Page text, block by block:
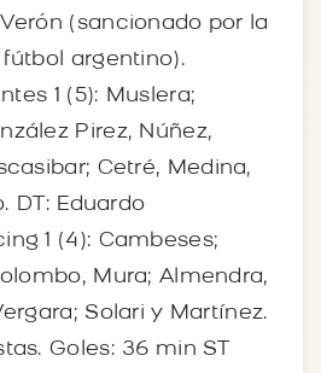
(sancionado por la
argentino).
1 (5): Muslera;
Pirez, Núñez,
Cetré, Medina,
DT: Eduardo
1 (4): Cambeses;
Mura; Almendra,
Solari y Martínez.
Goles: 36 min ST